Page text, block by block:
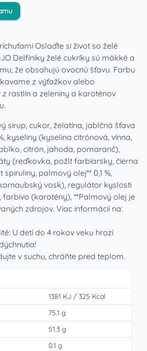
Oslaďte si život so želé
Delfíniky želé cukríky sú mäkké a
že obsahujú ovocnú šťavu. Farbu
z výťažkov alebo
rastlín a zeleniny a karoténov
sirup, cukor, želatína, jablčná šťava
kyseliny (kyselina citrónová, vínna,
citrón, jahoda, pomaranč),
(reďkovka, požlt farbiarsky, čierna
palmový olej** 0,1 %,
vosk), regulátor kyslosti
(karotény), **Palmový olej je
zdrojov. Viac informácií na:
U detí do 4 rokov veku hrozí
v suchu, chráňte pred teplom.
1381 KJ / 325 Kcal
75.1 g
51.3 g
0.1 g